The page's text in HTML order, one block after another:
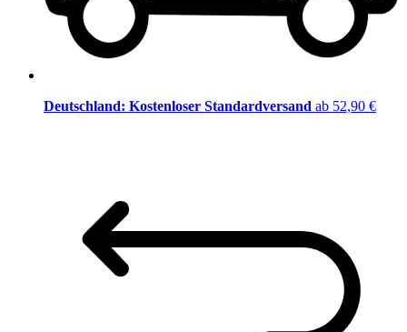
Deutschland: Kostenloser Standardversand ab 52,90 €